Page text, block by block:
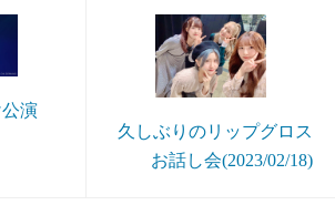
演
久しぶりのリップグロス
お話し会(2023/02/18)